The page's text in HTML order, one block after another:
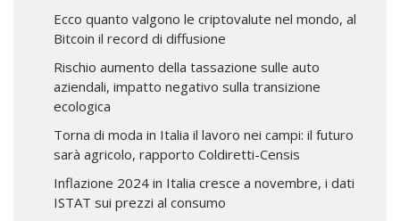
Ecco quanto valgono le criptovalute nel mondo, al
Bitcoin il record di diffusione
Rischio aumento della tassazione sulle auto
aziendali, impatto negativo sulla transizione
ecologica
Torna di moda in Italia il lavoro nei campi: il futuro
sarà agricolo, rapporto Coldiretti-Censis
Inflazione 2024 in Italia cresce a novembre, i dati
ISTAT sui prezzi al consumo